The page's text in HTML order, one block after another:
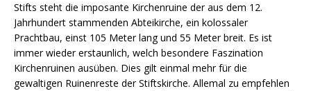
Stifts steht die imposante Kirchenruine der aus dem 12.
Jahrhundert stammenden Abteikirche, ein kolossaler
Prachtbau, einst 105 Meter lang und 55 Meter breit. Es ist
immer wieder erstaunlich, welch besondere Faszination
Kirchenruinen ausüben. Dies gilt einmal mehr für die
gewaltigen Ruinenreste der Stiftskirche. Allemal zu empfehlen